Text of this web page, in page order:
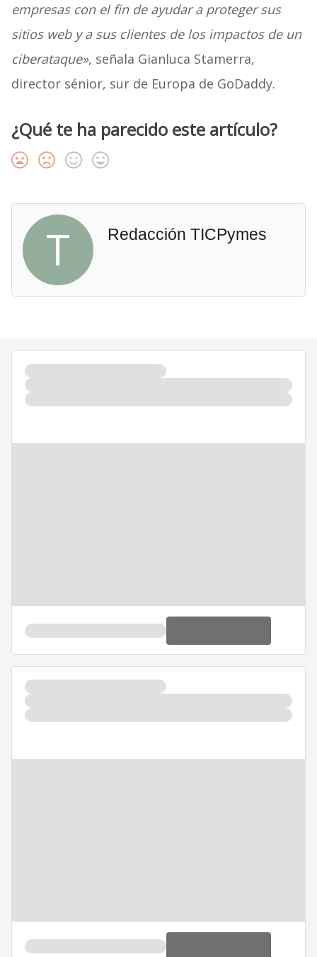
empresas con el fin de ayudar a proteger sus
sitios web y a sus clientes de los impactos de un
ciberataque», señala Gianluca Stamerra,
director sénior, sur de Europa de GoDaddy.
¿Qué te ha parecido este artículo?
T Redacción TICPymes